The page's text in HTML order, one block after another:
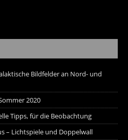
Bildfelder an Nord- und
2020
Tipps, für die Beobachtung
– Lichtspiele und Doppelwall